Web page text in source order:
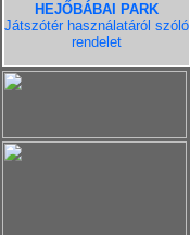
HEJŐBÁBAI PARK
Játszótér használatáról szóló
rendelet